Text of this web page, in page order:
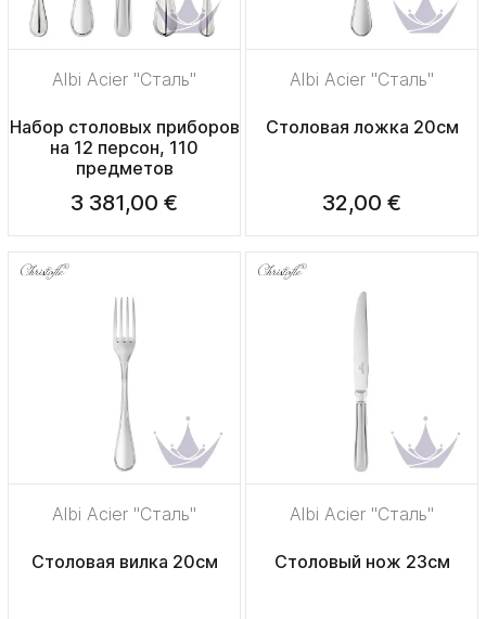
Albi Acier "Сталь"
Набор столовых приборов
на 12 персон, 110
предметов
3 381,00 €
Albi Acier "Сталь"
Столовая ложка 20см
32,00 €
Albi Acier "Сталь"
Столовая вилка 20см
Albi Acier "Сталь"
Столовый нож 23см